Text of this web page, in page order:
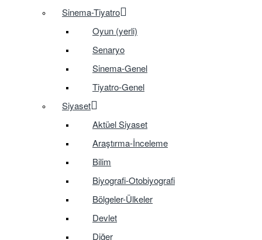
Sinema-Tiyatro
Oyun (yerli)
Senaryo
Sinema-Genel
Tiyatro-Genel
Siyaset
Aktüel Siyaset
Araştırma-İnceleme
Bilim
Biyografi-Otobiyografi
Bölgeler-Ülkeler
Devlet
Diğer